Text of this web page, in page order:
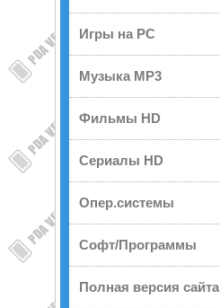
Игры на PC
Музыка MP3
Фильмы HD
Сериалы HD
Опер.системы
Софт/Программы
Полная версия сайта